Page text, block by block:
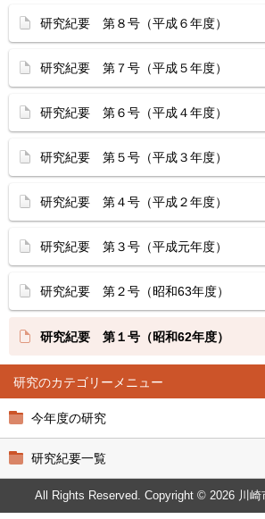
研究
今年度の研究
研究紀要一覧
研究紀要 第８号（平成６年度）
研究紀要 第７号（平成５年度）
研究紀要 第６号（平成４年度）
研究紀要 第５号（平成３年度）
研究紀要 第４号（平成２年度）
研究紀要 第３号（平成元年度）
研究紀要 第２号（昭和63年度）
研究紀要 第１号（昭和62年度）
All Rights Reserved. Copyright © 2026 川崎